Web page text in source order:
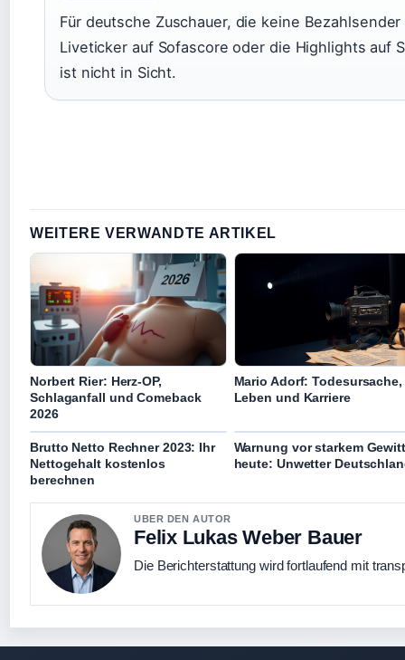
Für deutsche Zuschauer, die keine
Liveticker auf Sofascore oder die Highlights auf
ist nicht in Sicht.
WEITERE VERWANDTE ARTIKEL
Norbert Rier: Herz-OP,
Schlaganfall und Comeback
2026
Mario Adorf: Todesursache,
Leben und Karriere
Brutto Netto Rechner 2023: Ihr
Nettogehalt kostenlos
berechnen
Warnung vor starkem
heute: Unwetter
UBER DEN AUTOR
Felix Lukas Weber Bauer
Die Berichterstattung wird fortlaufend mit